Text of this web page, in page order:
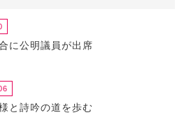
に公明議員が出席
と詩吟の道を歩む